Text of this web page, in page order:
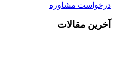
درخواست مشاوره
آخرین مقالات